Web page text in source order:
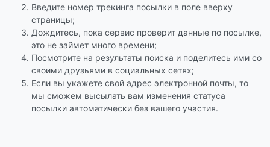
Введите номер трекинга посылки в поле вверху
страницы;
Дождитесь, пока сервис проверит данные по посылке,
это не займет много времени;
Посмотрите на результаты поиска и поделитесь ими со
своими друзьями в социальных сетях;
Если вы укажете свой адрес электронной почты, то
мы сможем высылать вам изменения статуса
посылки автоматически без вашего участия.